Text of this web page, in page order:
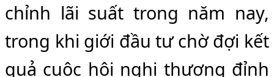
chỉnh lãi suất trong năm nay,
trong khi giới đầu tư chờ đợi kết
quả cuộc hội nghị thượng đỉnh